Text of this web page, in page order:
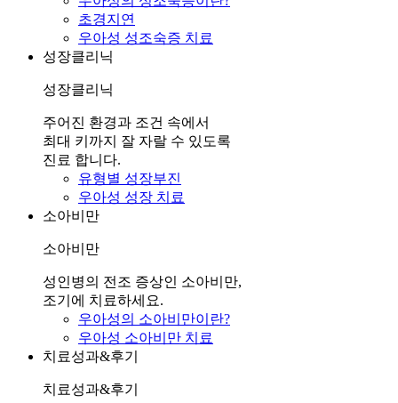
초경지연
우아성 성조숙증 치료
성장클리닉
성장클리닉
주어진 환경과 조건 속에서
최대 키까지 잘 자랄 수 있도록
진료 합니다.
유형별 성장부진
우아성 성장 치료
소아비만
소아비만
성인병의 전조 증상인 소아비만,
조기에 치료하세요.
우아성의 소아비만이란?
우아성 소아비만 치료
치료성과&후기
치료성과&후기